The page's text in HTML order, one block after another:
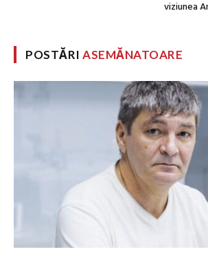
viziunea
POSTĂRIASEMĂNATOARE